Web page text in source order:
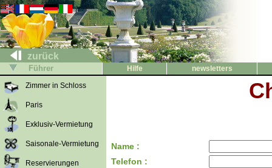
zurück
Führer Hilfe
newsletters
Zimmer in Schloss
Paris
Exklusiv-Vermietung
Saisonale-Vermietung
Reservierungen
Name :
Telefon :